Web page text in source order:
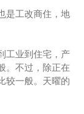
是工改商住，地
工业到住宅，产
。不过，除正在
较一般。天曜的